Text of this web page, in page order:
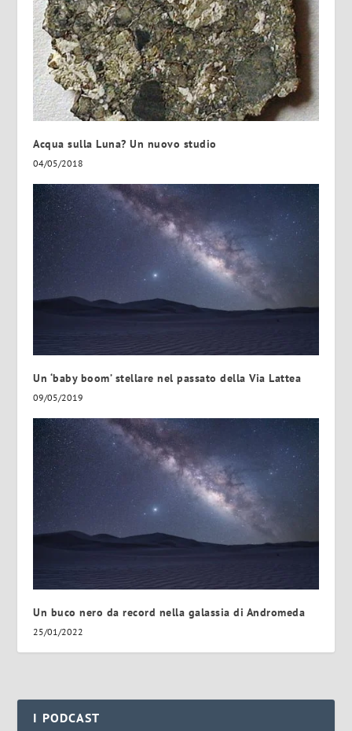
Acqua sulla Luna? Un nuovo studio
04/05/2018
Un ‘baby boom’ stellare nel passato della Via Lattea
09/05/2019
Un buco nero da record nella galassia di Andromeda
25/01/2022
I PODCAST